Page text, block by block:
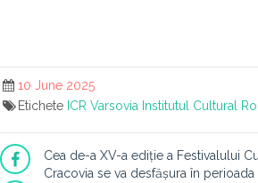
10 June 2025
Etichete ICR Varsovia Institutul Cultural
Cea de-a XV-a ediție a Festivalului
Cracovia se va desfășura în perioada